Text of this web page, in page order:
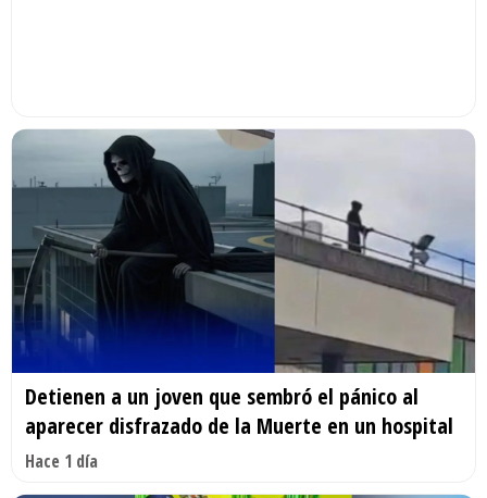
Detienen a un joven que sembró el pánico al
aparecer disfrazado de la Muerte en un hospital
Hace 1 día